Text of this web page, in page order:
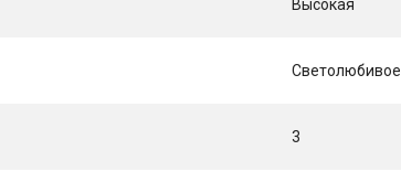
Высокая
Светолюбивое
3